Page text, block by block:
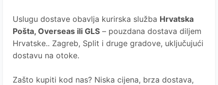
Uslugu dostave obavlja kurirska služba Hrvatska
Pošta, Overseas ili GLS – pouzdana dostava diljem
Hrvatske.. Zagreb, Split i druge gradove, uključujući
dostavu na otoke.
Zašto kupiti kod nas? Niska cijena, brza dostava,